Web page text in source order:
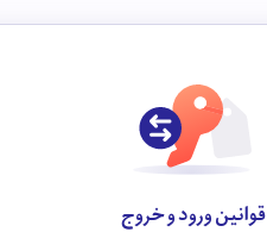
قوانین ورود و خروج